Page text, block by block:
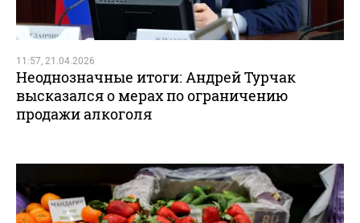
11:57, 21.04.2026
Неоднозначные итоги: Андрей Турчак
высказался о мерах по ограничению
продажи алкоголя